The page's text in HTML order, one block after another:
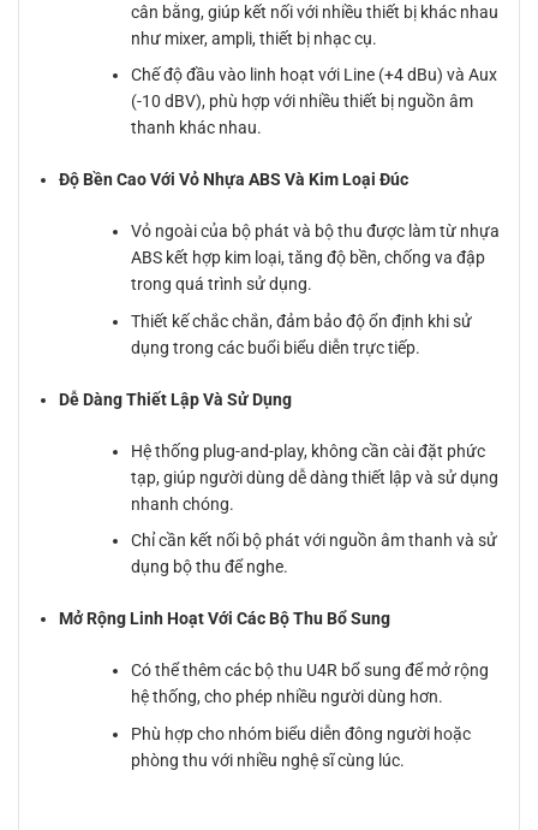
cân bằng, giúp kết nối với nhiều thiết bị khác nhau
như mixer, ampli, thiết bị nhạc cụ.
Chế độ đầu vào linh hoạt với Line (+4 dBu) và Aux
(-10 dBV), phù hợp với nhiều thiết bị nguồn âm
thanh khác nhau.
Độ Bền Cao Với Vỏ Nhựa ABS Và Kim Loại Đúc
Vỏ ngoài của bộ phát và bộ thu được làm từ nhựa
ABS kết hợp kim loại, tăng độ bền, chống va đập
trong quá trình sử dụng.
Thiết kế chắc chắn, đảm bảo độ ổn định khi sử
dụng trong các buổi biểu diễn trực tiếp.
Dễ Dàng Thiết Lập Và Sử Dụng
Hệ thống plug-and-play, không cần cài đặt phức
tạp, giúp người dùng dễ dàng thiết lập và sử dụng
nhanh chóng.
Chỉ cần kết nối bộ phát với nguồn âm thanh và sử
dụng bộ thu để nghe.
Mở Rộng Linh Hoạt Với Các Bộ Thu Bổ Sung
Có thể thêm các bộ thu U4R bổ sung để mở rộng
hệ thống, cho phép nhiều người dùng hơn.
Phù hợp cho nhóm biểu diễn đông người hoặc
phòng thu với nhiều nghệ sĩ cùng lúc.